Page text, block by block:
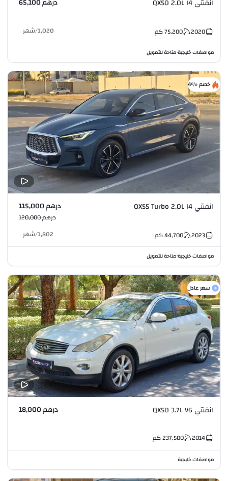
انفنتي QX50 2.0L I4 درهم 65,100
2020
75,200كم 1,020
/شهر
مواصفات خليجية•متاحة للتمويل
خصم %4
انفنتي QX55 Turbo 2.0L I4 درهم 115,000
درهم 120,000
2023
44,700كم 1,802
/شهر
مواصفات خليجية•متاحة للتمويل
سعر عادل
انفنتي QX50 3.7L V6 درهم 18,000
2014
237,500كم
مواصفات خليجية